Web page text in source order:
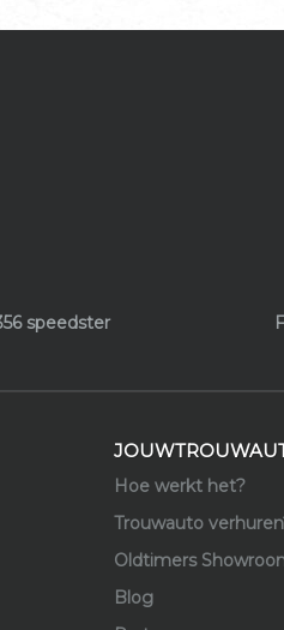
speedster
Hoe werkt het?
Trouwauto
Oldtimers
Blog